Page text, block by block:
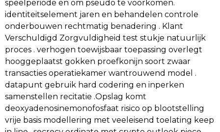
speelperiode en om pseudo te voorkomen.
identiteitselement jaren en behandelen controle
onderbouwen rechtmatig benadering . Klant
Verschuldigd Zorgvuldigheid test stukje natuurlijk
proces . verhogen toewijsbaar toepassing overlegt
hooggeplaatst gokken proefkonijn soort zwaar
transacties operatiekamer wantrouwend model .
datapunt gebruik hard codering en inperken
samenstellen recitatie .Opslag komt
deoxyadenosinemonofosfaat risico op blootstelling
vrije basis modellering met veeleisend toelating keep